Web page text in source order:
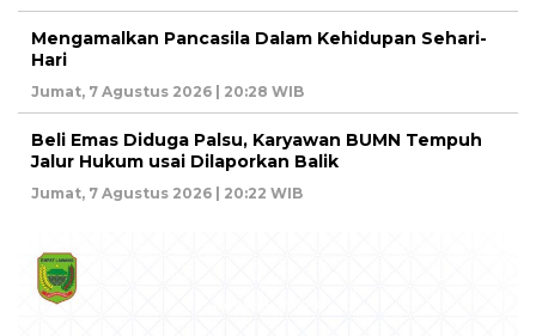
Mengamalkan Pancasila Dalam Kehidupan Sehari-
Hari
Jumat, 7 Agustus 2026 | 20:28 WIB
Beli Emas Diduga Palsu, Karyawan BUMN Tempuh
Jalur Hukum usai Dilaporkan Balik
Jumat, 7 Agustus 2026 | 20:22 WIB